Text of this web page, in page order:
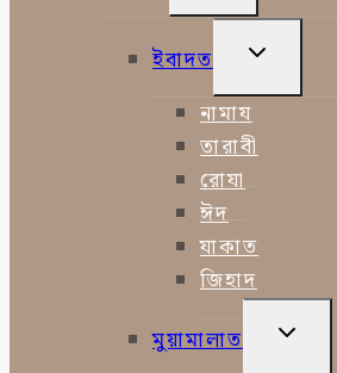
MENU
ইবাদত
TOGGLE
MENU
নামায
তারাবী
রোযা
ঈদ
যাকাত
জিহাদ
মুয়ামালাত
TOGGLE